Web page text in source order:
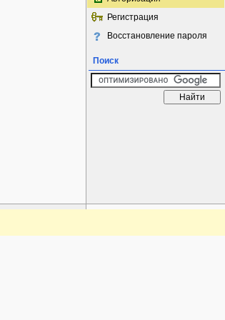
Регистрация
Восстановление пароля
Поиск